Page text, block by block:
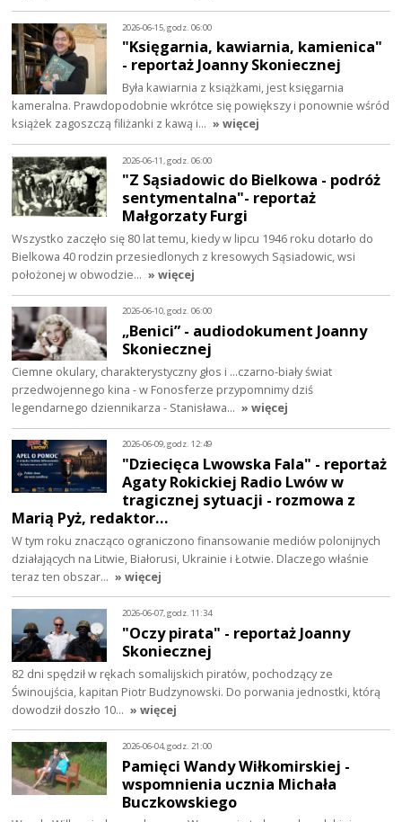
2026-06-15, godz. 06:00
"Księgarnia, kawiarnia, kamienica"
- reportaż Joanny Skoniecznej
Była kawiarnia z książkami, jest księgarnia
kameralna. Prawdopodobnie wkrótce się powiększy i ponownie wśród
książek zagoszczą filiżanki z kawą i… » więcej
2026-06-11, godz. 06:00
"Z Sąsiadowic do Bielkowa - podróż
sentymentalna"- reportaż
Małgorzaty Furgi
Wszystko zaczęło się 80 lat temu, kiedy w lipcu 1946 roku dotarło do
Bielkowa 40 rodzin przesiedlonych z kresowych Sąsiadowic, wsi
położonej w obwodzie… » więcej
2026-06-10, godz. 06:00
„Benici” - audiodokument Joanny
Skoniecznej
Ciemne okulary, charakterystyczny głos i ...czarno-biały świat
przedwojennego kina - w Fonosferze przypomnimy dziś
legendarnego dziennikarza - Stanisława… » więcej
2026-06-09, godz. 12:49
"Dziecięca Lwowska Fala" - reportaż
Agaty Rokickiej Radio Lwów w
tragicznej sytuacji - rozmowa z
Marią Pyż, redaktor…
W tym roku znacząco ograniczono finansowanie mediów polonijnych
działających na Litwie, Białorusi, Ukrainie i Łotwie. Dlaczego właśnie
teraz ten obszar… » więcej
2026-06-07, godz. 11:34
"Oczy pirata" - reportaż Joanny
Skoniecznej
82 dni spędził w rękach somalijskich piratów, pochodzący ze
Świnoujścia, kapitan Piotr Budzynowski. Do porwania jednostki, którą
dowodził doszło 10… » więcej
2026-06-04, godz. 21:00
Pamięci Wandy Wiłkomirskiej -
wspomnienia ucznia Michała
Buczkowskiego